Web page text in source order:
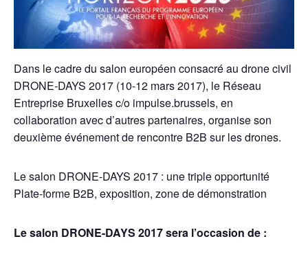
Dans le cadre du salon européen consacré au drone civil
DRONE-DAYS 2017 (10-12 mars 2017), le Réseau
Entreprise Bruxelles c/o impulse.brussels, en
collaboration avec d’autres partenaires, organise son
deuxième événement de rencontre B2B sur les drones.
Le salon DRONE-DAYS 2017 : une triple opportunité
Plate-forme B2B, exposition, zone de démonstration
Le salon DRONE-DAYS 2017 sera l’occasion de :